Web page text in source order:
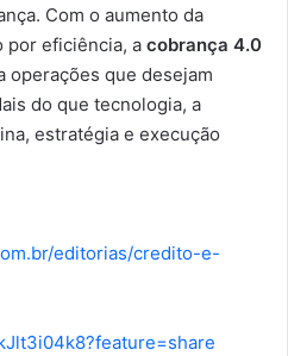
Com o aumento da
por eficiência, a cobrança 4.0
operações que desejam
do que tecnologia, a
estratégia e execução
editorias/credito-e-